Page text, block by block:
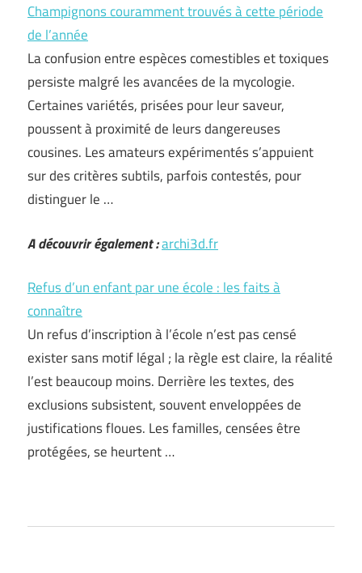
Champignons couramment trouvés à cette période
de l’année
La confusion entre espèces comestibles et toxiques
persiste malgré les avancées de la mycologie.
Certaines variétés, prisées pour leur saveur,
poussent à proximité de leurs dangereuses
cousines. Les amateurs expérimentés s’appuient
sur des critères subtils, parfois contestés, pour
distinguer le …
A découvrir également :archi3d.fr
Refus d’un enfant par une école : les faits à
connaître
Un refus d’inscription à l’école n’est pas censé
exister sans motif légal ; la règle est claire, la réalité
l’est beaucoup moins. Derrière les textes, des
exclusions subsistent, souvent enveloppées de
justifications floues. Les familles, censées être
protégées, se heurtent …